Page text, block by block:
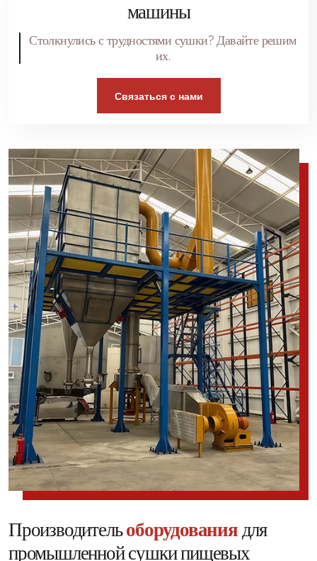
машины
Столкнулись с трудностями сушки? Давайте решим
их.
Связаться с нами
Производительоборудованиядля
промышленной сушки пищевых